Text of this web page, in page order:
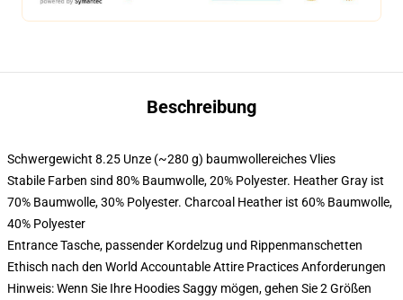
Beschreibung
Schwergewicht 8.25 Unze (~280 g) baumwollereiches Vlies
Stabile Farben sind 80% Baumwolle, 20% Polyester. Heather Gray ist
70% Baumwolle, 30% Polyester. Charcoal Heather ist 60% Baumwolle,
40% Polyester
Entrance Tasche, passender Kordelzug und Rippenmanschetten
Ethisch nach den World Accountable Attire Practices Anforderungen
Hinweis: Wenn Sie Ihre Hoodies Saggy mögen, gehen Sie 2 Größen